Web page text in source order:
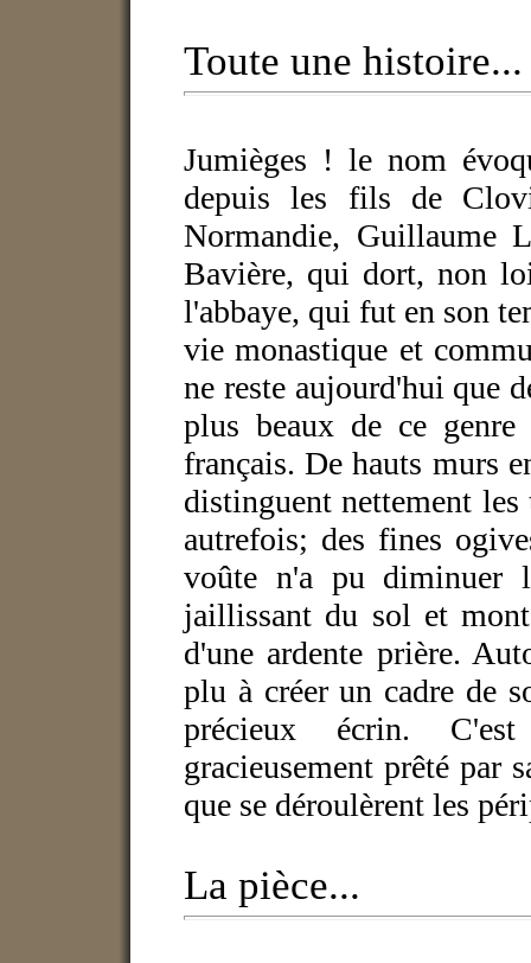
Toute une histoire...
Jumièges ! le nom
depuis les fils de
Normandie, Guillaume
Bavière, qui dort, non
l'abbaye, qui fut en son
vie monastique et
ne reste aujourd'hui que
plus beaux de ce
français. De hauts murs
distinguent nettement les
autrefois; des fines
voûte n'a pu diminuer
jaillissant du sol et
d'une ardente prière.
plu à créer un cadre de
précieux écrin.
gracieusement prêté par
que se déroulèrent les
La pièce...